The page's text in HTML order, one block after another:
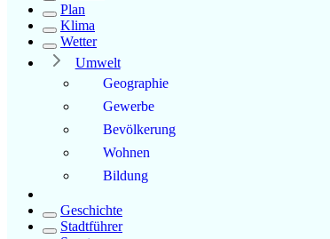
Plan
Klima
Wetter
Umwelt
Geographie
Gewerbe
Bevölkerung
Wohnen
Bildung
Geschichte
Stadtführer